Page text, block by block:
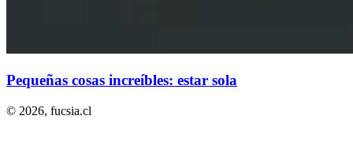
Pequeñas cosas increíbles: estar sola
© 2026, fucsia.cl